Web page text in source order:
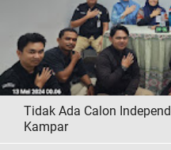
Tidak Ada Calon
Kampar